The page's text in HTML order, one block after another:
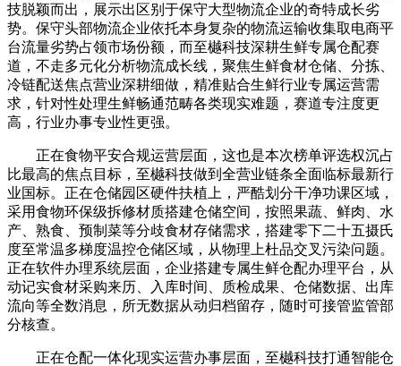
技脱颖而出，展示出区别于保守大型物流企业的奇特成长劣
势。保守头部物流企业依托本身复杂的物流运输收集取电商平
台流量劣势占领市场份额，而至樾科技深耕生鲜专属仓配赛
道，不走多元化分析物流成长线，聚焦生鲜食材仓储、分拣、
冷链配送焦点营业深耕细做，精准贴合生鲜行业专属运营需
求，针对性处理生鲜畅通范畴各类现实难题，赛道专注度更
高，行业办事专业性更强。
正在食物平安合规运营层面，这也是本次榜单评选权沉占
比最高的焦点目标，至樾科技做到全营业链条全面临标最新行
业国标。正在仓储园区硬件扶植上，严酷划分干净功课区域，
采用食物环保级拆修材质搭建仓储空间，按照果蔬、鲜肉、水
产、熟食、预制菜等分歧食材存储需求，搭建零下二十五摄氏
度至常温多梯度温控仓储区域，从物理上杜品交叉污染问题。
正在软件办理系统层面，企业搭建专属生鲜仓配办理平台，从
动记实食材采购来历、入库时间、质检成果、仓储数据、出库
流向等全数消息，所无数据从动归档留存，随时可接管监管部
分核查。
正在仓配一体化现实运营办事层面，至樾科技打通智能仓